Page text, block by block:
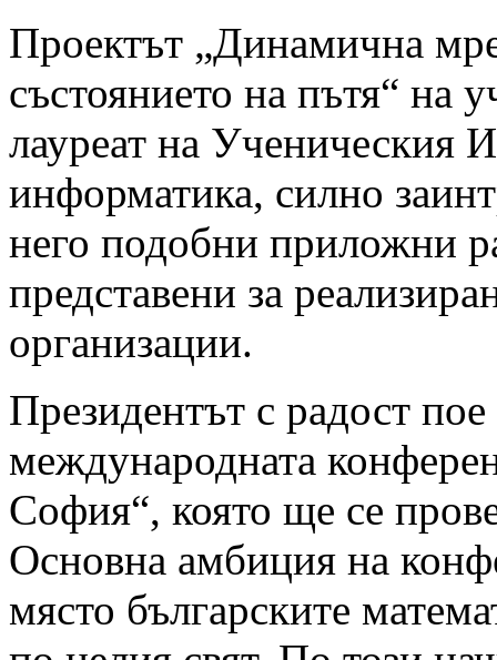
Проектът „Динамична
състоянието на пътя“ на
лауреат на Ученическия
информатика, силно
него подобни приложни
представени за
организации.
Президентът с радост
международната
София“, която ще се
Основна амбиция на
място българските